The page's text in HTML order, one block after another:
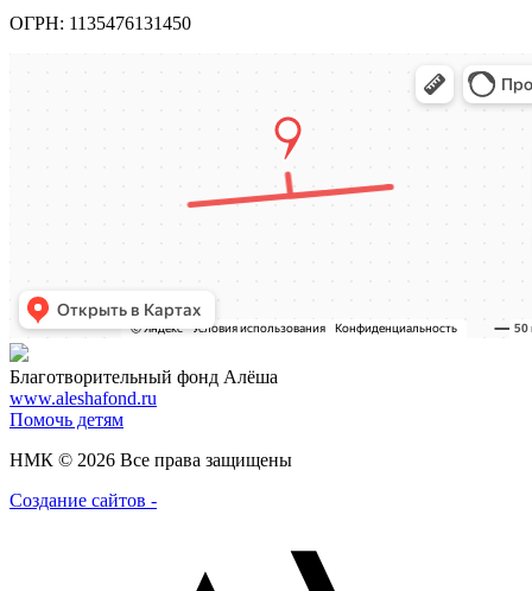
ОГРН: 1135476131450
Благотворительный фонд Алёша
www.aleshafond.ru
Помочь детям
НМК © 2026 Все права защищены
Создание сайтов -